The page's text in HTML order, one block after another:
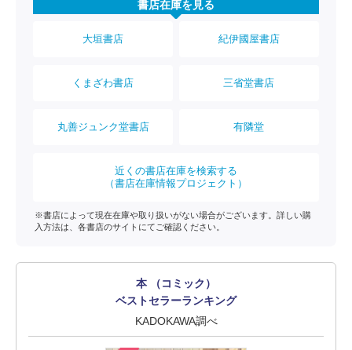
書店在庫を見る
大垣書店 紀伊國屋書店
くまざわ書店 三省堂書店
丸善ジュンク堂書店 有隣堂
近くの書店在庫を検索する
（書店在庫情報プロジェクト）
※書店によって現在在庫や取り扱いがない場合がございます。詳しい購
入方法は、各書店のサイトにてご確認ください。
本 （コミック）
ベストセラーランキング
KADOKAWA調べ